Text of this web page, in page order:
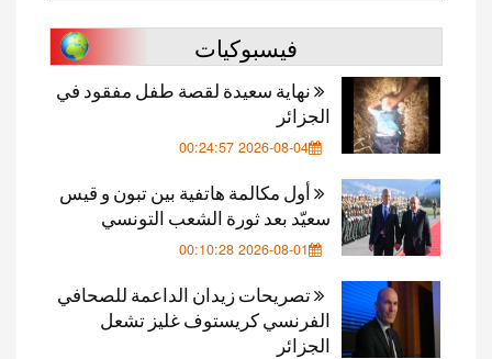
فيسبوكيات
نهاية سعيدة لقصة طفل مفقود في
الجزائر
2026-08-04 00:24:57
أول مكالمة هاتفية بين تبون و قيس
سعيّد بعد ثورة الشعب التونسي
2026-08-01 00:10:28
تصريحات زيدان الداعمة للصحافي
الفرنسي كريستوف غليز تشعل
الجزائر